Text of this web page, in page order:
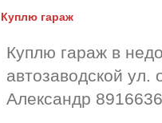
Куплю гараж
Куплю гараж в
автозаводской
Александр